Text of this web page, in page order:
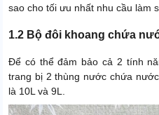
sao cho tối ưu nhất nhu cầu làm
1.2 Bộ đôi khoang chứa
Để có thể đảm bảo cả 2 tính
trang bị 2 thùng nước chứa
là 10L và 9L.